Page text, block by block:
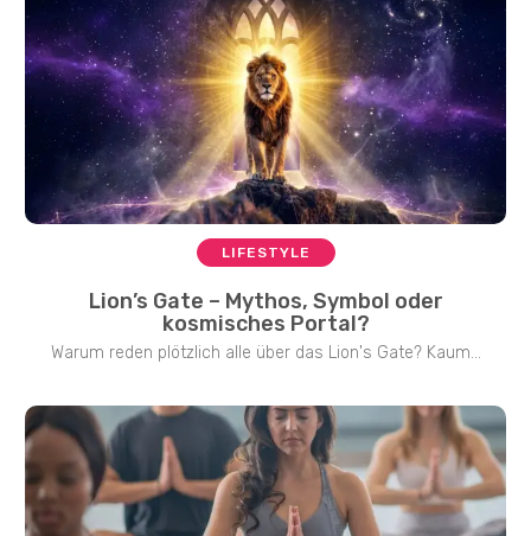
LIFESTYLE
Lion’s Gate – Mythos, Symbol oder
kosmisches Portal?
Warum reden plötzlich alle über das Lion's Gate? Kaum...